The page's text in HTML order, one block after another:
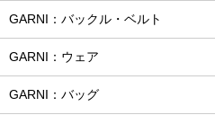
GARNI：バックル・ベルト
GARNI：ウェア
GARNI：バッグ